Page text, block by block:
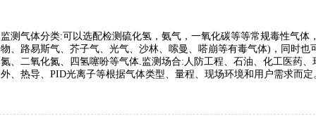
监测气体分类:可以选配检测硫化氢，氨气，一氧化碳等等常规毒性气
物、路易斯气、芥子气、光气、沙林、嗦曼、嗒崩等有毒气体)，同时
氮、二氧化氮、四氢噻吩等气体.监测场合:人防工程、石油、化工医药
外、热导、PID光离子等根据气体类型、量程、现场环境和用户需求而定